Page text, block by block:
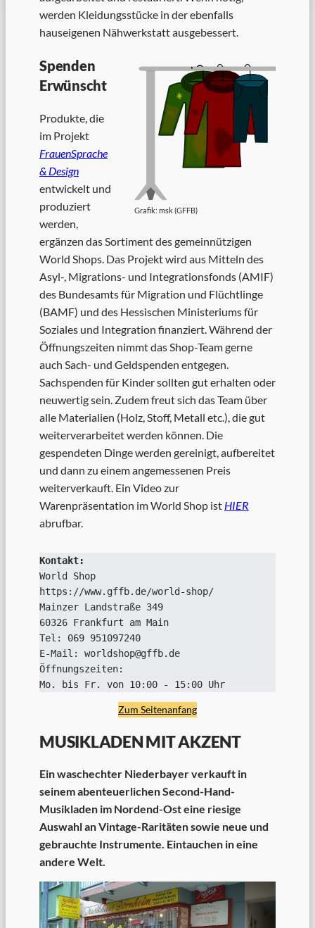
werden Kleidungsstücke in der ebenfalls
hauseigenen Nähwerkstatt ausgebessert.
Grafik: msk (GFFB)
Spenden
Erwünscht
Produkte, die
im Projekt
FrauenSprache
& Design
entwickelt und
produziert
werden,
ergänzen das Sortiment des gemeinnützigen
World Shops. Das Projekt wird aus Mitteln des
Asyl-, Migrations- und Integrationsfonds (AMIF)
des Bundesamts für Migration und Flüchtlinge
(BAMF) und des Hessischen Ministeriums für
Soziales und Integration finanziert. Während der
Öffnungszeiten nimmt das Shop-Team gerne
auch Sach- und Geldspenden entgegen.
Sachspenden für Kinder sollten gut erhalten oder
neuwertig sein. Zudem freut sich das Team über
alle Materialien (Holz, Stoff, Metall etc.), die gut
weiterverarbeitet werden können. Die
gespendeten Dinge werden gereinigt, aufbereitet
und dann zu einem angemessenen Preis
weiterverkauft. Ein Video zur
Warenpräsentation im World Shop ist HIER
abrufbar.
Kontakt:
World Shop
https://www.gffb.de/world-shop/
Mainzer Landstraße 349
60326 Frankfurt am Main
Tel: 069 951097240
E-Mail: worldshop@gffb.de
Öffnungszeiten:
Mo. bis Fr. von 10:00 - 15:00 Uhr
Zum Seitenanfang
MUSIKLADEN MIT AKZENT
Ein waschechter Niederbayer verkauft in
seinem abenteuerlichen Second-Hand-
Musikladen im Nordend-Ost eine riesige
Auswahl an Vintage-Raritäten sowie neue und
gebrauchte Instrumente. Eintauchen in eine
andere Welt.